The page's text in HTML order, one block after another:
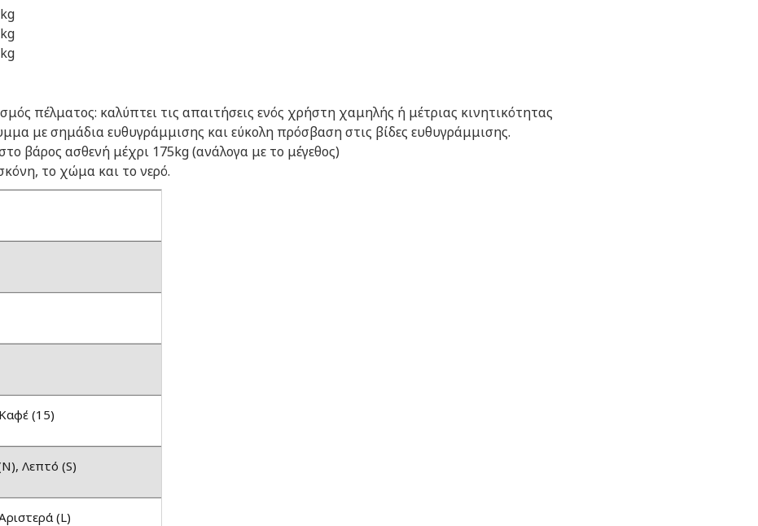
πέλματος: καλύπτει τις απαιτήσεις ενός χρήστη χαμηλής ή μέτριας κινητικότητας
με σημάδια ευθυγράμμισης και εύκολη πρόσβαση στις βίδες ευθυγράμμισης.
βάρος ασθενή μέχρι 175kg (ανάλογα με το μέγεθος)
το χώμα και το νερό.
(15)
Λεπτό (S)
(L)